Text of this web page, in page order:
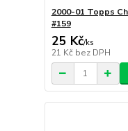
2000-01 Topps
#159
25 Kč/ks
21 Kč bez DPH